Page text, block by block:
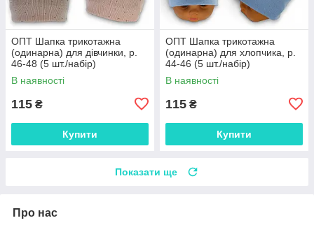
ОПТ Шапка трикотажна
(одинарна) для дівчинки, р.
46-48 (5 шт./набір)
В наявності
115 ₴
Купити
ОПТ Шапка трикотажна
(одинарна) для хлопчика, р.
44-46 (5 шт./набір)
В наявності
115 ₴
Купити
Показати ще
Про нас